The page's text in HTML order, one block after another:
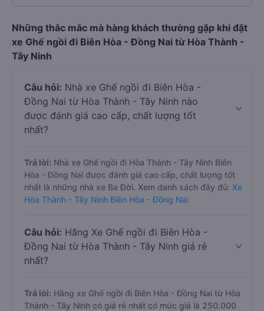
Những thắc mắc mà hàng khách thường gặp khi đặt
xe Ghế ngồi đi Biên Hòa - Đồng Nai từ Hòa Thành -
Tây Ninh
Câu hỏi: Nhà xe Ghế ngồi đi Biên Hòa -
Đồng Nai từ Hòa Thành - Tây Ninh nào
được đánh giá cao cấp, chất lượng tốt
nhất?
Trả lời: Nhà xe Ghế ngồi đi Hòa Thành - Tây Ninh Biên
Hòa - Đồng Nai được đánh giá cao cấp, chất lượng tốt
nhất là những nhà xe Ba Đời. Xem danh sách đầy đủ: Xe
Hòa Thành - Tây Ninh Biên Hòa - Đồng Nai
Câu hỏi: Hãng Xe Ghế ngồi đi Biên Hòa -
Đồng Nai từ Hòa Thành - Tây Ninh giá rẻ
nhất?
Trả lời: Hãng xe Ghế ngồi đi Biên Hòa - Đồng Nai từ Hòa
Thành - Tây Ninh có giá rẻ nhất có mức giá là 250.000